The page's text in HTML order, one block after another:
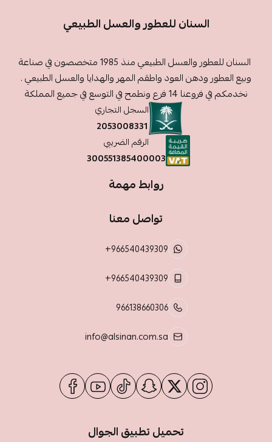
السنان للعطور والعسل الطبيعي
السنان للعطور والعسل الطبيعي منذ 1985 متخصصون في صناعة
وبيع العطور ودهن العود واطقم المهر والهدايا والعسل الطبيعي .
نخدمكم في فروعنا 14 فرع ونطمح في التوسع في جميع المملكة
السجل التجاري
2053008331
الرقم الضريبي
300551385400003
روابط مهمة
تواصل معنا
+966540439309
+966540439309
966138660306
info@alsinan.com.sa
تحميل تطبيق الجوال